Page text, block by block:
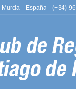
- España - (+34)